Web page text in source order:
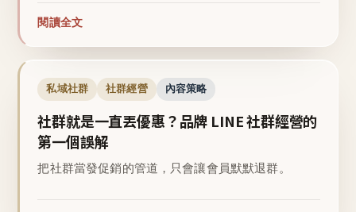
閱讀全文
私域社群 社群經營 內容策略
社群就是一直丟優惠？品牌 LINE 社群經營的
第一個誤解
把社群當發促銷的管道，只會讓會員默默退群。